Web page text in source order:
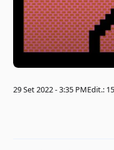
29 Set 2022 - 3:35 PMEdit.: